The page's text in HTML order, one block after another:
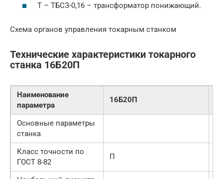
Т – ТБСЗ-0,16 – трансформатор понижающий.
Схема органов управления токарным станком
Технические характеристики токарного
станка 16Б20П
Наименование
параметра
16Б20П
Основные параметры
станка
Класс точности по
ГОСТ 8-82
П